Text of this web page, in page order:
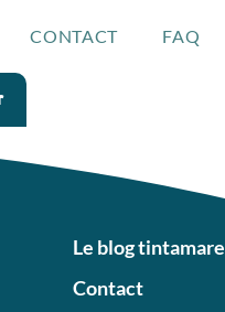
CONTACT FAQ
Le blog tintamare
Contact